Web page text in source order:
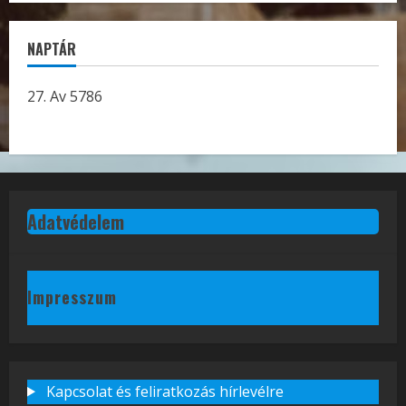
NAPTÁR
27. Av 5786
Adatvédelem
Impresszum
Kapcsolat és feliratkozás hírlevélre